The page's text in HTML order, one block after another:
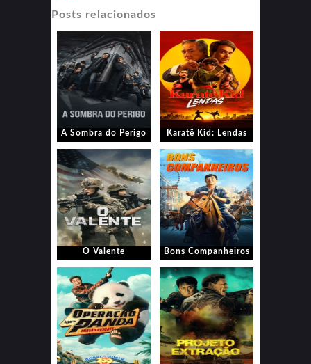
Posts relacionados
A Sombra do Perigo Karatê Kid: Lendas
O Valente Bons Companheiros